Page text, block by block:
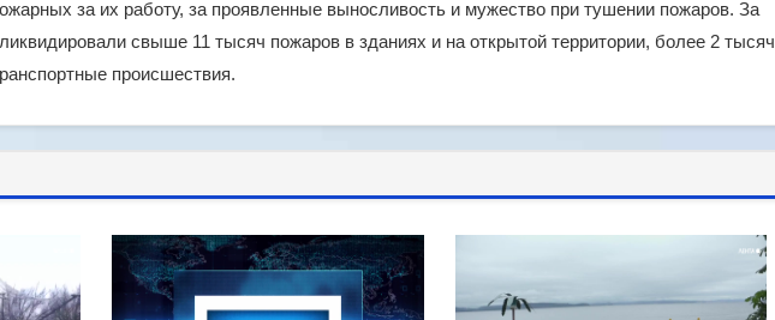
за их работу, за проявленные выносливость и мужество при тушении пожаров. За
свыше 11 тысяч пожаров в зданиях и на открытой территории, более 2 тысяч
происшествия.